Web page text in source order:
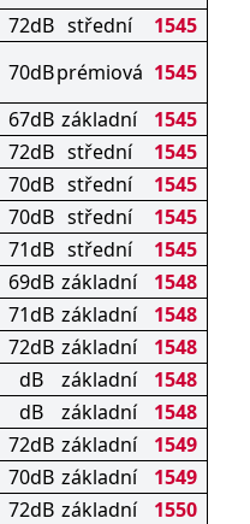
72dB střední
1545
70dBprémiová 1545
67dB základní
1545
72dB střední
1545
70dB střední
1545
70dB střední
1545
71dB střední
1545
69dB základní
1548
71dB základní
1548
72dB základní
1548
dB základní
1548
dB základní
1548
72dB základní
1549
70dB základní
1549
72dB základní 1550